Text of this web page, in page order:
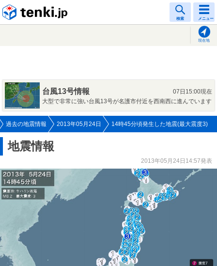
検索 メニュー
現在地
台風13号情報
07日15:00現在
大型で非常に強い台風13号が名護市付近を西南西に進んでいます
過去の地震情報 2013年05月24日 14時45分頃発生した地震(最大震度3)
地震情報
2013年05月24日14:57発表